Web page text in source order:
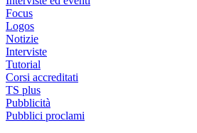
Focus
Logos
Notizie
Interviste
Tutorial
Corsi accreditati
TS plus
Pubblicità
Pubblici proclami